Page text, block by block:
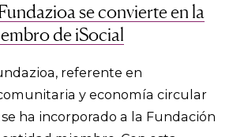
se convierte en la
de iSocial
referente en
y economía circular
se ha incorporado a la Fundación